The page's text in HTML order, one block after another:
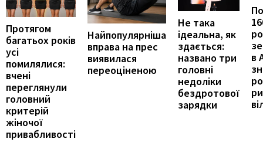
Протягом
багатьох років
усі
помилялися:
вчені
переглянули
головний
критерій
жіночої
привабливості
Найпопулярніша
вправа на прес
виявилася
переоціненою
Не така
ідеальна, як
здається:
названо три
головні
недоліки
бездротової
зарядки
в